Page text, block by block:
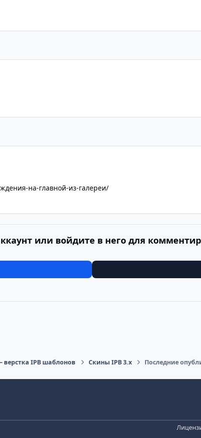
на-главной-из-галереи/
или войдите в него для
верстка IPB шаблонов Скины IPB 3.x Последние